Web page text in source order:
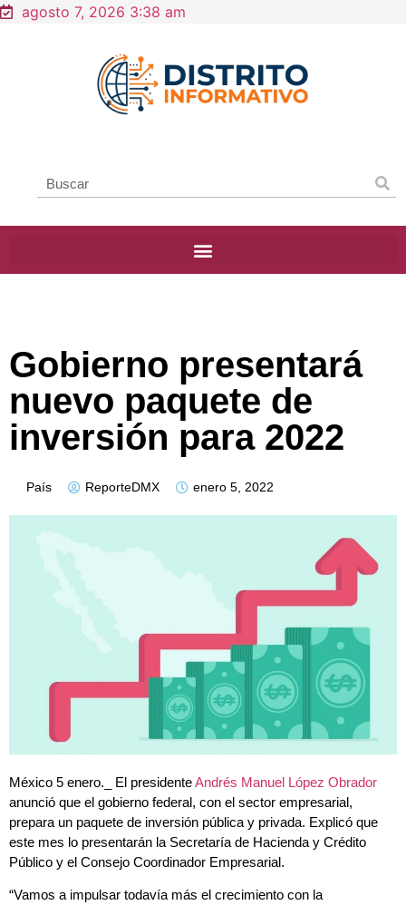
agosto 7, 2026 3:38 am
Gobierno presentará
nuevo paquete de
inversión para 2022
País ReporteDMX enero 5, 2022
México 5 enero._ El presidenteAndrés Manuel López Obrador
anunció que el gobierno federal, con el sector empresarial,
prepara un paquete de inversión pública y privada. Explicó que
este mes lo presentarán la Secretaría de Hacienda y Crédito
Público y el Consejo Coordinador Empresarial.
“Vamos a impulsar todavía más el crecimiento con la